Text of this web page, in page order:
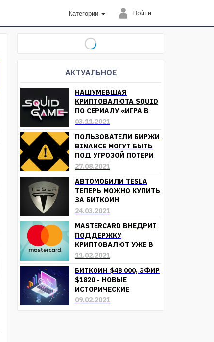
Категории Войти
АКТУАЛЬНОЕ
НАШУМЕВШАЯ
КРИПТОВАЛЮТА SQUID
ПО СЕРИАЛУ «ИГРА В
КАЛЬМАРА»
03.11.2021
ПОЛЬЗОВАТЕЛИ БИРЖИ
BINANCE МОГУТ БЫТЬ
ПОД УГРОЗОЙ ПОТЕРИ
СРЕДСТВ
27.08.2021
АВТОМОБИЛИ TESLA
ТЕПЕРЬ МОЖНО КУПИТЬ
ЗА БИТКОИН
24.03.2021
MASTERCARD ВНЕДРИТ
ПОДДЕРЖКУ
КРИПТОВАЛЮТ УЖЕ В
БЛИЖАЙШЕЕ ВРЕМЯ
11.02.2021
БИТКОИН $48 000, ЭФИР
$1820 - НОВЫЕ
ИСТОРИЧЕСКИЕ
МАКСИМУМЫ
09.02.2021